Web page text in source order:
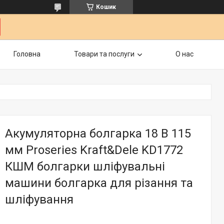
Кошик
Головна Товари та послуги О нас
Акумуляторна болгарка 18 В 115
мм Proseries Kraft&Dele KD1772
КШМ болгарки шліфувальні
машини болгарка для різання та
шліфування